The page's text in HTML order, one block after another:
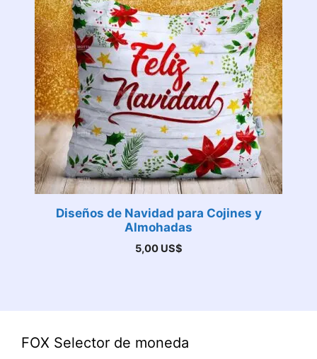
Diseños de Navidad para Cojines y
Almohadas
5,00 US$
FOX Selector de moneda